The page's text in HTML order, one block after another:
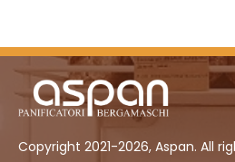
Copyright 2021-2026, Aspan. All